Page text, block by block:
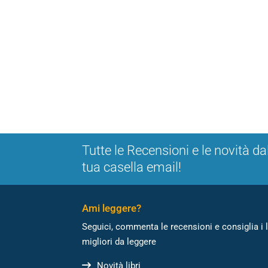
Tutte le Recensioni e le novità
tua casella email!
Ami leggere?
Seguici, commenta le recensioni e consiglia i
migliori da leggere
Novità libri